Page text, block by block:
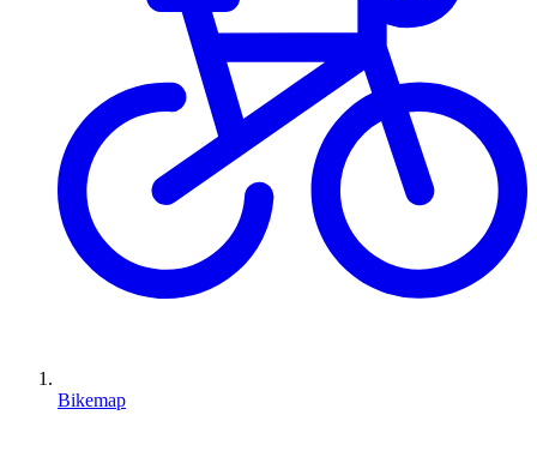
Bikemap